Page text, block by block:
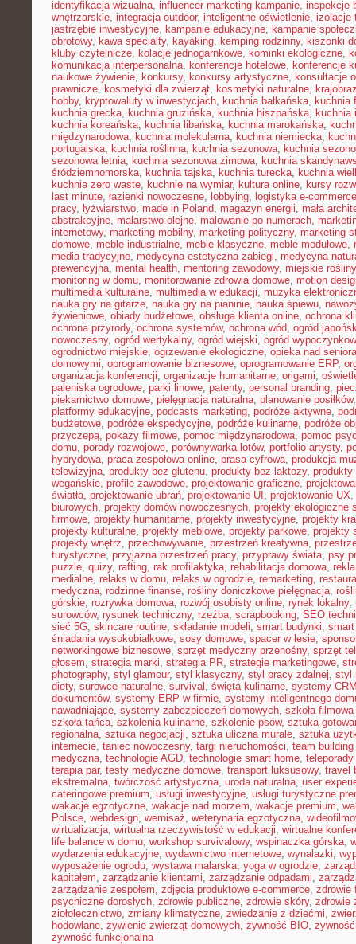
identyfikacja wizualna, influencer marketing kampanie, inspekcje
wnętrzarskie, integracja outdoor, inteligentne oświetlenie, izolacje
jastrzębie inwestycyjne, kampanie edukacyjne, kampanie
obrotowy, kawa specialty, kayaking, kemping rodzinny, kiszonki
kluby czytelnicze, kolacje jednogarnkowe, kominki ekologiczne,
komunikacja interpersonalna, konferencje hotelowe, konferencje
naukowe żywienie, konkursy, konkursy artystyczne, konsultacje
prawnicze, kosmetyki dla zwierząt, kosmetyki naturalne,
hobby, kryptowaluty w inwestycjach, kuchnia bałkańska, kuchnia
kuchnia grecka, kuchnia gruzińska, kuchnia hiszpańska, kuchnia
kuchnia koreańska, kuchnia libańska, kuchnia marokańska,
międzynarodowa, kuchnia molekularna, kuchnia niemiecka,
portugalska, kuchnia roślinna, kuchnia sezonowa, kuchnia
sezonowa letnia, kuchnia sezonowa zimowa, kuchnia
śródziemnomorska, kuchnia tajska, kuchnia turecka, kuchnia
kuchnia zero waste, kuchnie na wymiar, kultura online, kursy
last minute, łazienki nowoczesne, lobbying, logistyka e-commerce
pracy, łyżwiarstwo, made in Poland, magazyn energii, mała
abstrakcyjne, malarstwo olejne, malowanie po numerach,
internetowy, marketing mobilny, marketing polityczny, marketing
domowe, meble industrialne, meble klasyczne, meble modułowe,
media tradycyjne, medycyna estetyczna zabiegi, medycyna
prewencyjna, mental health, mentoring zawodowy, miejskie rośliny
monitoring w domu, monitorowanie zdrowia domowe, motion
multimedia kulturalne, multimedia w edukacji, muzyka
nauka gry na gitarze, nauka gry na pianinie, nauka śpiewu,
żywieniowe, obiady budżetowe, obsługa klienta online, ochrona
ochrona przyrody, ochrona systemów, ochrona wód, ogród
nowoczesny, ogród wertykalny, ogród wiejski, ogród
ogrodnictwo miejskie, ogrzewanie ekologiczne, opieka nad
domowymi, oprogramowanie biznesowe, oprogramowanie ERP,
organizacja konferencji, organizacje humanitarne, origami,
paleniska ogrodowe, parki linowe, patenty, personal branding,
piekarnictwo domowe, pielęgnacja naturalna, planowanie posiłków
platformy edukacyjne, podcasts marketing, podróże aktywne,
budżetowe, podróże ekspedycyjne, podróże kulinarne, podróże
przyczepą, pokazy filmowe, pomoc międzynarodowa, pomoc
domu, porady rozwojowe, porównywarka lotów, portfolio artysty,
hybrydowa, praca zespołowa online, prasa cyfrowa, produkcja
telewizyjna, produkty bez glutenu, produkty bez laktozy, produkty
wegańskie, profile zawodowe, projektowanie graficzne,
światła, projektowanie ubrań, projektowanie UI , projektowanie UX,
biurowych, projekty domów nowoczesnych, projekty ekologiczne
firmowe, projekty humanitarne, projekty inwestycyjne, projekty
projekty kulturalne, projekty meblowe, projekty parkowe, projekty
projekty wnętrz, przechowywanie, przestrzeń kreatywna,
turystyczne, przyjazna przestrzeń pracy, przyprawy świata, psy
puzzle, quizy, rafting, rak profilaktyka, rehabilitacja domowa,
medialne, relaks w domu, relaks w ogrodzie, remarketing,
medyczna, rodzinne finanse, rośliny doniczkowe pielęgnacja,
górskie, rozrywka domowa, rozwój osobisty online, rynek lokalny,
surowców, rysunek techniczny, rzeźba, scrapbooking, SEO
sieć 5G, skincare routine, składanie modeli, smart budynki,
śniadania wysokobiałkowe, sosy domowe, spacer w lesie,
networkingowe biznesowe, sprzęt medyczny przenośny, sprzęt
głosem, strategia marki, strategia PR, strategie marketingowe,
photography, styl glamour, styl klasyczny, styl pracy zdalnej, styl
diety, surowce naturalne, survival , święta kulinarne, systemy
dokumentów, systemy ERP w firmie, systemy inteligentnego
nawadniające, systemy zabezpieczeń domowych, szkoła
szkoła tańca, szkolenia kulinarne, szkolenie psów, sztuka
regionalna, sztuka negocjacji, sztuka uliczna murale, sztuka
internecie, taniec nowoczesny, targi nieruchomości, team
medyczna, technologie AGD, technologie smart home,
terapia par, testy medyczne domowe, transport luksusowy, travel
ekstremalna, twórczość artystyczna, uroda naturalna, user
cateringowe premium, usługi inwestycyjne, usługi turystyczne
wakacje egzotyczne, wakacje nad morzem, wakacje premium,
Polsce, webdesign, wernisaż, weterynaria egzotyczna,
wirtualizacja, wirtualna rzeczywistość w edukacji, wirtualne
life balance w domu, workshop survivalowy, wspinaczka górska,
wydarzenia edukacyjne, wydawnictwo internetowe, wynalazki,
wyposażenie ogrodu, wystawa malarska, yoga w ogrodzie,
kapitałem, zarządzanie klientami, zarządzanie odpadami,
zarządzanie zespołem, zdjęcia produktowe e-commerce, zdrowie
psychiczne dorosłych, zdrowie publiczne, zdrowie skóry, zdrowie
ziołolecznictwo, zmiany klimatyczne, zwiedzanie z dziećmi,
hodowlane, żywienie zwierząt domowych, żywność BIO,
żywność funkcjonalna